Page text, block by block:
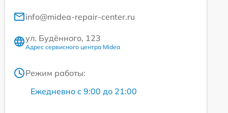
info@midea-repair-center.ru
ул. Будённого, 123
Адрес сервисного центра Midea
Режим работы:
Ежедневно с 9:00 до 21:00